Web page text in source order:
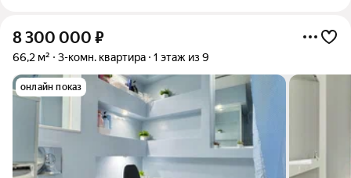
8 300 000 ₽
66,2 м² 3-комн. квартира 1 этаж из 9
онлайн показ